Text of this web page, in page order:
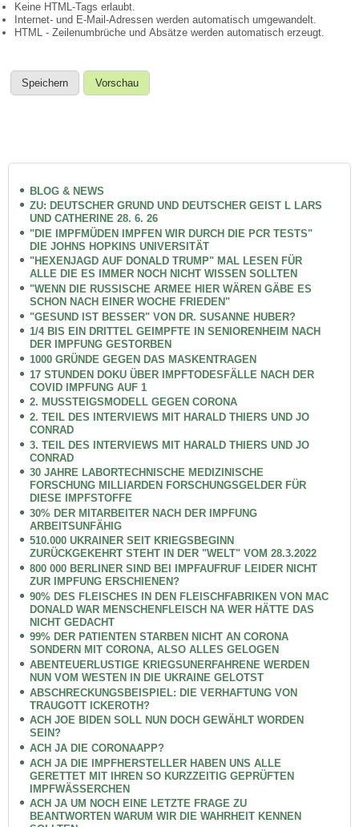
Keine HTML-Tags erlaubt.
Internet- und E-Mail-Adressen werden automatisch umgewandelt.
HTML - Zeilenumbrüche und Absätze werden automatisch erzeugt.
BLOG & NEWS
ZU: DEUTSCHER GRUND UND DEUTSCHER GEIST L LARS
UND CATHERINE 28. 6. 26
"DIE IMPFMÜDEN IMPFEN WIR DURCH DIE PCR TESTS"
DIE JOHNS HOPKINS UNIVERSITÄT
"HEXENJAGD AUF DONALD TRUMP" MAL LESEN FÜR
ALLE DIE ES IMMER NOCH NICHT WISSEN SOLLTEN
"WENN DIE RUSSISCHE ARMEE HIER WÄREN GÄBE ES
SCHON NACH EINER WOCHE FRIEDEN"
"GESUND IST BESSER" VON DR. SUSANNE HUBER?
1/4 BIS EIN DRITTEL GEIMPFTE IN SENIORENHEIM NACH
DER IMPFUNG GESTORBEN
1000 GRÜNDE GEGEN DAS MASKENTRAGEN
17 STUNDEN DOKU ÜBER IMPFTODESFÄLLE NACH DER
COVID IMPFUNG AUF 1
2. MUSSTEIGSMODELL GEGEN CORONA
2. TEIL DES INTERVIEWS MIT HARALD THIERS UND JO
CONRAD
3. TEIL DES INTERVIEWS MIT HARALD THIERS UND JO
CONRAD
30 JAHRE LABORTECHNISCHE MEDIZINISCHE
FORSCHUNG MILLIARDEN FORSCHUNGSGELDER FÜR
DIESE IMPFSTOFFE
30% DER MITARBEITER NACH DER IMPFUNG
ARBEITSUNFÄHIG
510.000 UKRAINER SEIT KRIEGSBEGINN
ZURÜCKGEKEHRT STEHT IN DER "WELT" VOM 28.3.2022
800 000 BERLINER SIND BEI IMPFAUFRUF LEIDER NICHT
ZUR IMPFUNG ERSCHIENEN?
90% DES FLEISCHES IN DEN FLEISCHFABRIKEN VON MAC
DONALD WAR MENSCHENFLEISCH NA WER HÄTTE DAS
NICHT GEDACHT
99% DER PATIENTEN STARBEN NICHT AN CORONA
SONDERN MIT CORONA, ALSO ALLES GELOGEN
ABENTEUERLUSTIGE KRIEGSUNERFAHRENE WERDEN
NUN VOM WESTEN IN DIE UKRAINE GELOTST
ABSCHRECKUNGSBEISPIEL: DIE VERHAFTUNG VON
TRAUGOTT ICKEROTH?
ACH JOE BIDEN SOLL NUN DOCH GEWÄHLT WORDEN
SEIN?
ACH JA DIE CORONAAPP?
ACH JA DIE IMPFHERSTELLER HABEN UNS ALLE
GERETTET MIT IHREN SO KURZZEITIG GEPRÜFTEN
IMPFWÄSSERCHEN
ACH JA UM NOCH EINE LETZTE FRAGE ZU
BEANTWORTEN WARUM WIR DIE WAHRHEIT KENNEN